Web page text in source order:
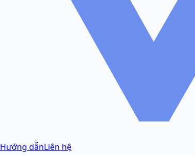
Hướng dẫnLiên hệ